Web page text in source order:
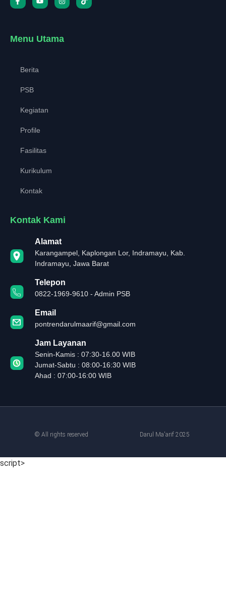
Menu Utama
Berita
PSB
Kegiatan
Profile
Fasilitas
Kurikulum
Kontak
Kontak Kami
Alamat
Karangampel, Kaplongan Lor, Indramayu, Kab.
Indramayu, Jawa Barat
Telepon
0822-1969-9610 - Admin PSB
Email
pontrendarulmaarif@gmail.com
Jam Layanan
Senin-Kamis : 07:30-16.00 WIB
Jumat-Sabtu : 08:00-16:30 WIB
Ahad : 07:00-16:00 WIB
© All rights reserved Darul Ma'arif 2025
script>